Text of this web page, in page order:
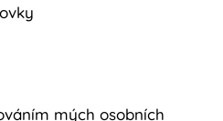
mých osobních